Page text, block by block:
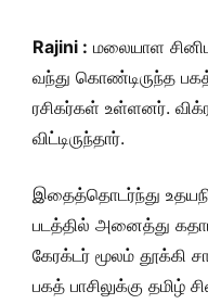
Rajini : மலையாள
வந்து கொண்டிருந்த பகத்
ரசிகர்கள் உள்ளனர்.
விட்டிருந்தார்.
இதைத்தொடர்ந்து
படத்தில் அனைத்து
கேரக்டர் மூலம் தூக்கி
பகத் பாசிலுக்கு தமிழ்